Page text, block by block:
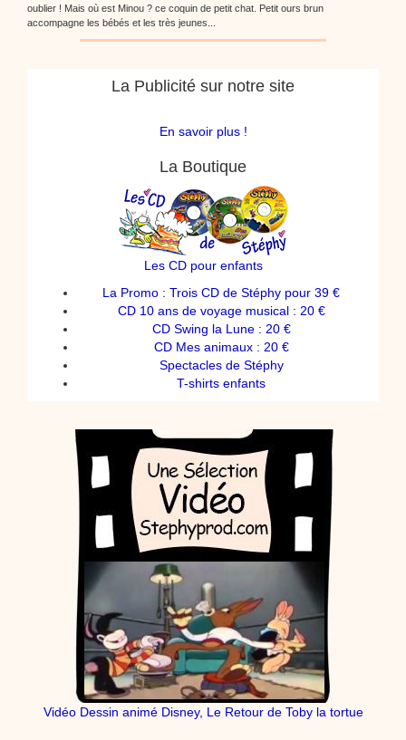
oublier ! Mais où est Minou ? ce coquin de petit chat. Petit ours brun
accompagne les bébés et les très jeunes...
La Publicité sur notre site
En savoir plus !
La Boutique
Les CD pour enfants
La Promo : Trois CD de Stéphy pour 39 €
CD 10 ans de voyage musical : 20 €
CD Swing la Lune : 20 €
CD Mes animaux : 20 €
Spectacles de Stéphy
T-shirts enfants
Vidéo Dessin animé Disney, Le Retour de Toby la tortue